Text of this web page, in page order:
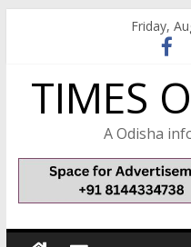
Friday,
TIMES
A Odisha